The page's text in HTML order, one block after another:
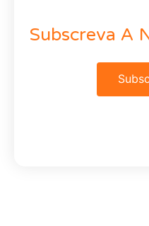
Subscreva A